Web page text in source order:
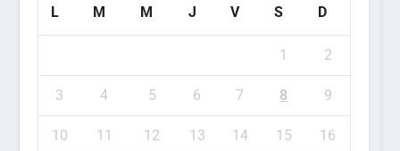
L M M J V S D
1 2
3 4 5 6 7 8 9
10 11 12 13 14 15 16